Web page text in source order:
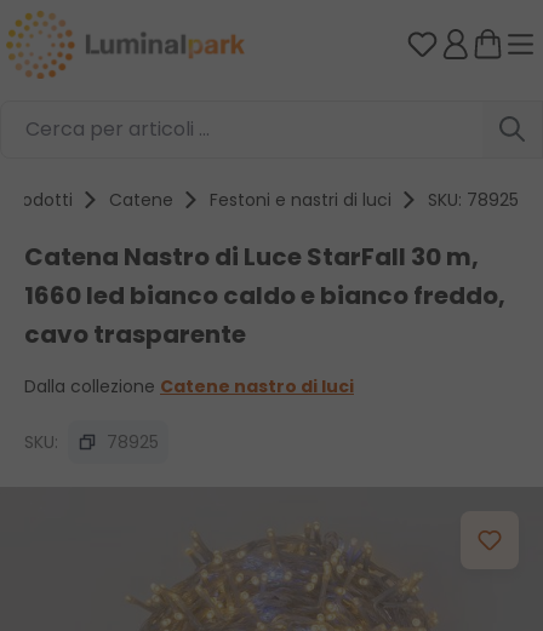
Passa al contenuto principale Hai 0
Prodotti Catene Festoni e nastri di luci SKU: 78925
Catena Nastro di Luce StarFall 30 m,
1660 led bianco caldo e bianco freddo,
cavo trasparente
Dalla collezione Catene nastro di luci
SKU: 78925